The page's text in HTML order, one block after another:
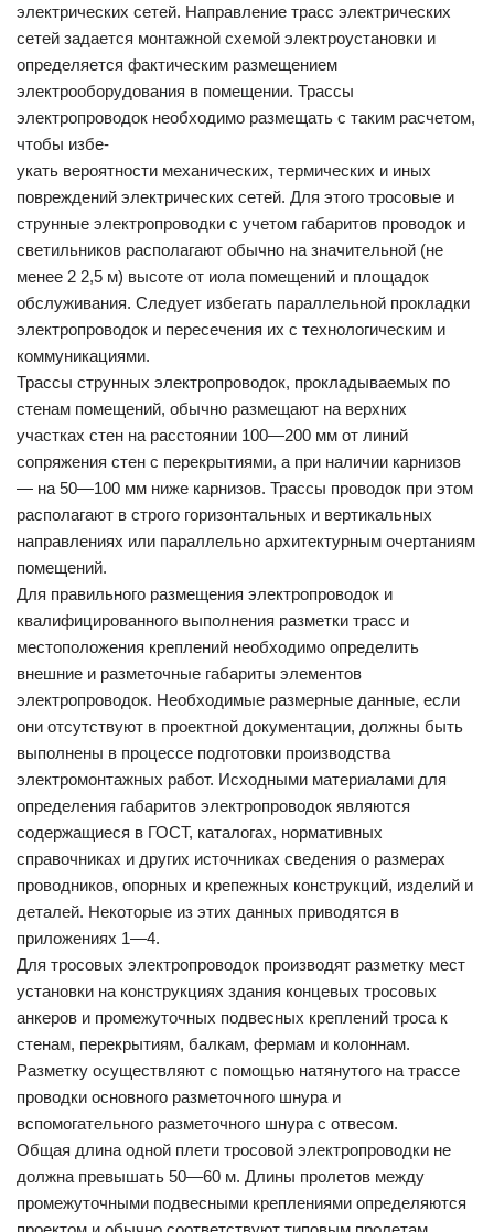
электрических сетей. Направление трасс электрических
сетей задается монтажной схемой электроустановки и
определяется фактическим размещением
электрооборудования в помещении. Трассы
электропроводок необходимо размещать с таким расчетом,
чтобы избе-
укать вероятности механических, термических и иных
повреждений электрических сетей. Для этого тросовые и
струнные электропроводки с учетом габаритов проводок и
светильников располагают обычно на значительной (не
менее 2 2,5 м) высоте от иола помещений и площадок
обслуживания. Следует избегать параллельной прокладки
электропроводок и пересечения их с технологическим и
коммуникациями.
Трассы струнных электропроводок, прокладываемых по
стенам помещений, обычно размещают на верхних
участках стен на расстоянии 100—200 мм от линий
сопряжения стен с перекрытиями, а при наличии карнизов
— на 50—100 мм ниже карнизов. Трассы проводок при этом
располагают в строго горизонтальных и вертикальных
направлениях или параллельно архитектурным очертаниям
помещений.
Для правильного размещения электропроводок и
квалифицированного выполнения разметки трасс и
местоположения креплений необходимо определить
внешние и разметочные габариты элементов
электропроводок. Необходимые размерные данные, если
они отсутствуют в проектной документации, должны быть
выполнены в процессе подготовки производства
электромонтажных работ. Исходными материалами для
определения габаритов электропроводок являются
содержащиеся в ГОСТ, каталогах, нормативных
справочниках и других источниках сведения о размерах
проводников, опорных и крепежных конструкций, изделий и
деталей. Некоторые из этих данных приводятся в
приложениях 1—4.
Для тросовых электропроводок производят разметку мест
установки на конструкциях здания концевых тросовых
анкеров и промежуточных подвесных креплений троса к
стенам, перекрытиям, балкам, фермам и колоннам.
Разметку осуществляют с помощью натянутого на трассе
проводки основного разметочного шнура и
вспомогательного разметочного шнура с отвесом.
Общая длина одной плети тросовой электропроводки не
должна превышать 50—60 м. Длины пролетов между
промежуточными подвесными креплениями определяются